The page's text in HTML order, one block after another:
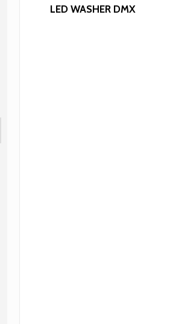
LED WASHER DMX
LED WASHER DMX